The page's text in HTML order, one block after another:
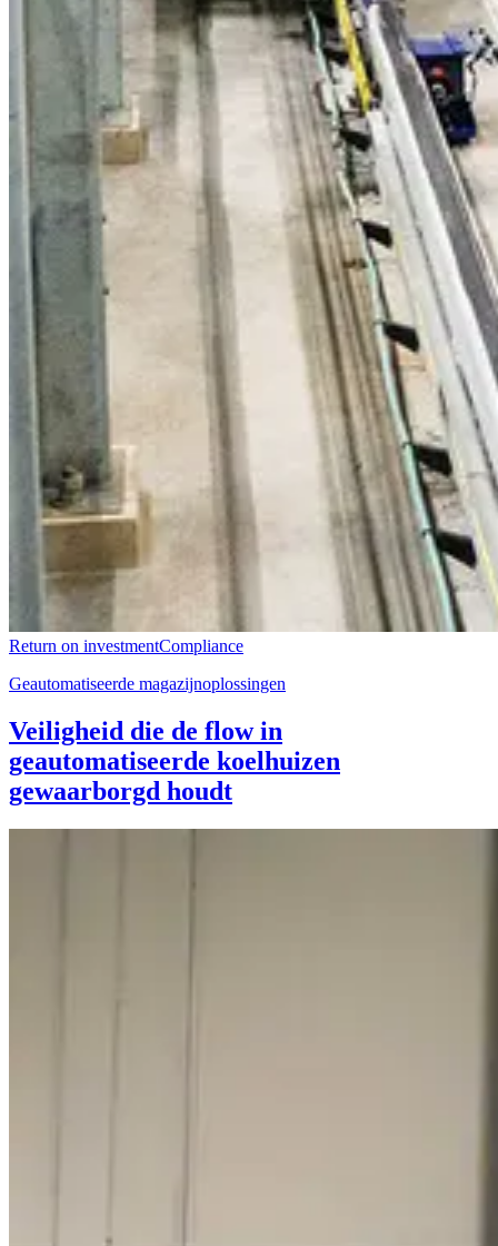
Return on investmentCompliance
Geautomatiseerde magazijnoplossingen
Veiligheid die de flow in
geautomatiseerde koelhuizen
gewaarborgd houdt